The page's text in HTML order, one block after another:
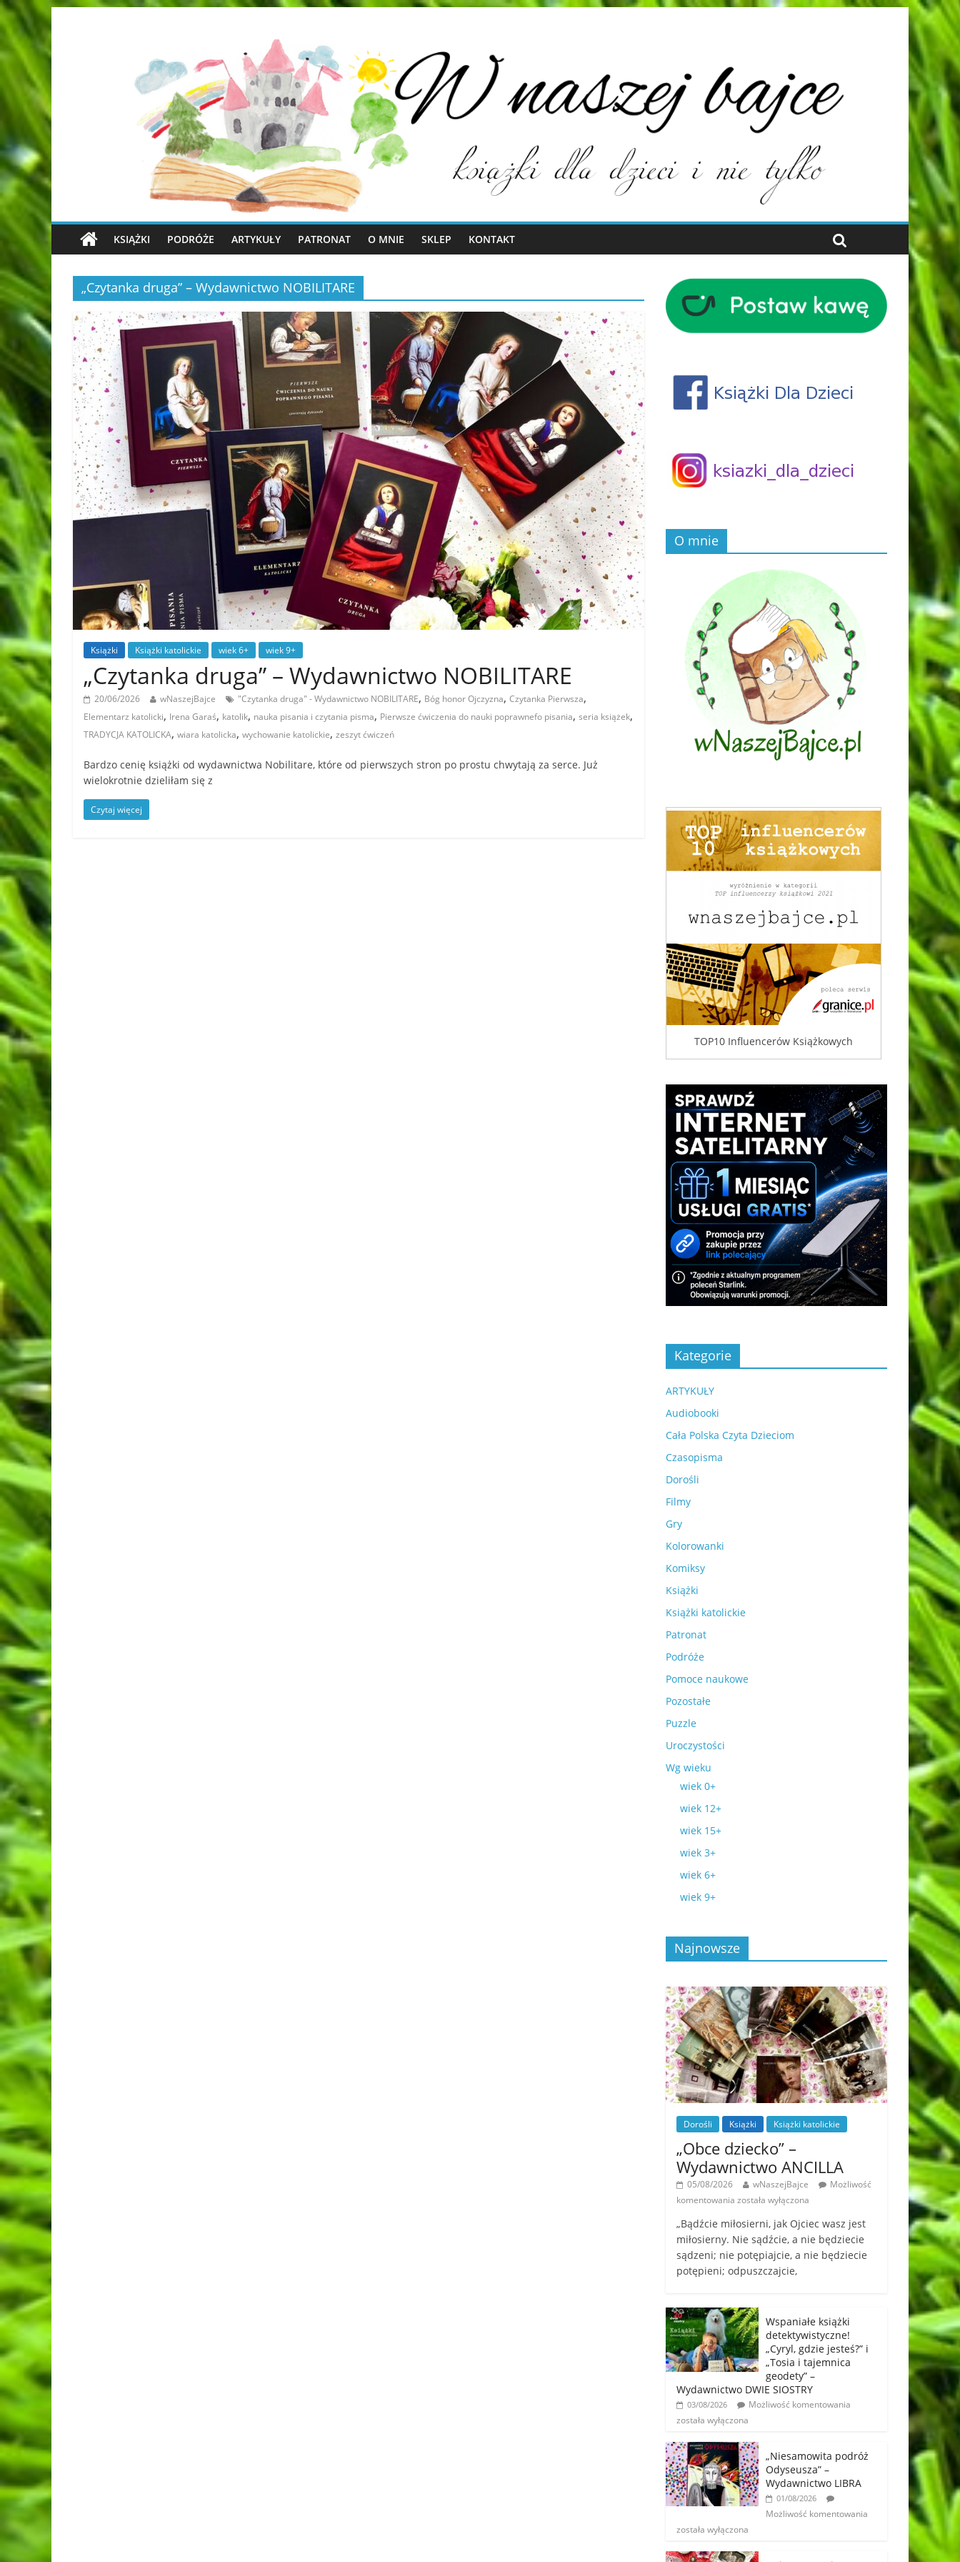
KSIĄŻKI PODRÓŻE ARTYKUŁY PATRONAT O MNIE SKLEP KONTAKT
„Czytanka druga” – Wydawnictwo NOBILITARE
Książki Książki katolickie wiek 6+ wiek 9+
„Czytanka druga” – Wydawnictwo NOBILITARE
20/06/2026 wNaszejBajce "Czytanka druga" - Wydawnictwo NOBILITARE, Bóg honor Ojczyzna, Czytanka Pierwsza,
Elementarz katolicki, Irena Garaś, katolik, nauka pisania i czytania pisma, Pierwsze ćwiczenia do nauki poprawnefo pisania, seria książek,
TRADYCJA KATOLICKA, wiara katolicka, wychowanie katolickie, zeszyt ćwiczeń
Bardzo cenię książki od wydawnictwa Nobilitare, które od pierwszych stron po prostu chwytają za serce. Już
wielokrotnie dzieliłam się z
Czytaj więcej
O mnie
TOP10 Influencerów Książkowych
Kategorie
ARTYKUŁY
Audiobooki
Cała Polska Czyta Dzieciom
Czasopisma
Dorośli
Filmy
Gry
Kolorowanki
Komiksy
Książki
Książki katolickie
Patronat
Podróże
Pomoce naukowe
Pozostałe
Puzzle
Uroczystości
Wg wieku
wiek 0+
wiek 12+
wiek 15+
wiek 3+
wiek 6+
wiek 9+
Najnowsze
Dorośli Książki Książki katolickie
„Obce dziecko” –
Wydawnictwo ANCILLA
05/08/2026 wNaszejBajce
Możliwość
komentowania została wyłączona
„Bądźcie miłosierni, jak Ojciec wasz jest
miłosierny. Nie sądźcie, a nie będziecie
sądzeni; nie potępiajcie, a nie będziecie
potępieni; odpuszczajcie,
Wspaniałe książki
detektywistyczne!
„Cyryl, gdzie jesteś?” i
„Tosia i tajemnica
geodety” –
Wydawnictwo DWIE SIOSTRY
03/08/2026
Możliwość komentowania
została wyłączona
„Niesamowita podróż
Odyseusza” –
Wydawnictwo LIBRA
01/08/2026
Możliwość komentowania
została wyłączona